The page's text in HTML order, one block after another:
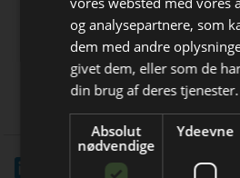
Bliv opdateret
Få de vigtigste
direkte i din
FlotteGulve.dk
Salg og montering •••• Siden 1997 |
Prisgaranti
og analysepartnere, som
dem med andre
givet dem, eller som de
din brug af deres tjenester.
Absolut
nødvendige
Ydeevne